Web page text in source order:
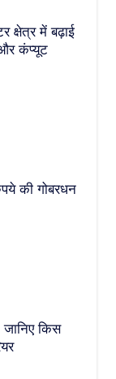
में बढ़ाई
कंप्यूट
की गोबरधन
किस